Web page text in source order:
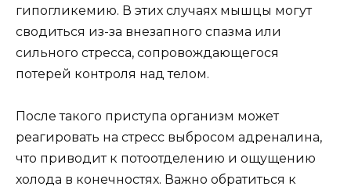
гипогликемию. В этих случаях мышцы могут
сводиться из-за внезапного спазма или
сильного стресса, сопровождающегося
потерей контроля над телом.
После такого приступа организм может
реагировать на стресс выбросом адреналина,
что приводит к потоотделению и ощущению
холода в конечностях. Важно обратиться к